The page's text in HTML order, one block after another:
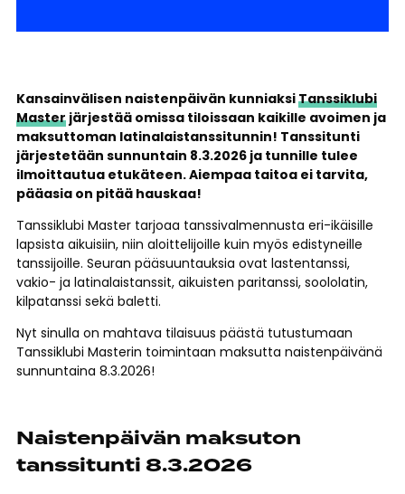
Kansainvälisen naistenpäivän kunniaksiTanssiklubi
Master järjestää omissa tiloissaan kaikille avoimen ja
maksuttoman latinalaistanssitunnin! Tanssitunti
järjestetään sunnuntain 8.3.2026 ja tunnille tulee
ilmoittautua etukäteen. Aiempaa taitoa ei tarvita,
pääasia on pitää hauskaa!
Tanssiklubi Master tarjoaa tanssivalmennusta eri-ikäisille
lapsista aikuisiin, niin aloittelijoille kuin myös edistyneille
tanssijoille. Seuran pääsuuntauksia ovat lastentanssi,
vakio- ja latinalaistanssit, aikuisten paritanssi, soololatin,
kilpatanssi sekä baletti.
Nyt sinulla on mahtava tilaisuus päästä tutustumaan
Tanssiklubi Masterin toimintaan maksutta naistenpäivänä
sunnuntaina 8.3.2026!
Naistenpäivän maksuton
tanssitunti 8.3.2026